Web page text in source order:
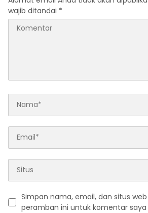
wajib ditandai *
Simpan nama, email, dan situs
peramban ini untuk komentar saya